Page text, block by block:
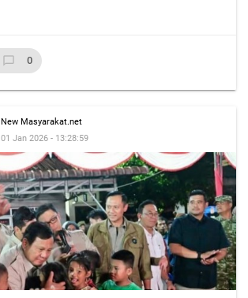
chat_bubble_outline 0
New Masyarakat.net
01 Jan 2026 - 13:28:59